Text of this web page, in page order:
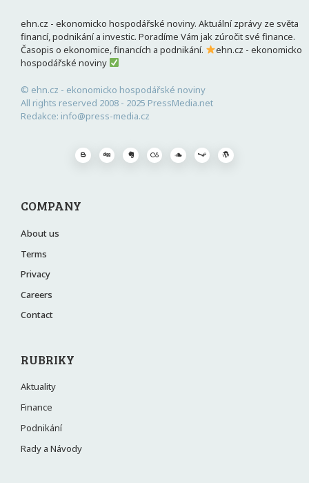
ehn.cz - ekonomicko hospodářské noviny. Aktuální zprávy ze světa
financí, podnikání a investic. Poradíme Vám jak zúročit své finance.
Časopis o ekonomice, financích a podnikání.
ehn.cz - ekonomicko
hospodářské noviny
© ehn.cz - ekonomicko hospodářské noviny
All rights reserved 2008 - 2025 PressMedia.net
Redakce: info@press-media.cz
COMPANY
About us
Terms
Privacy
Careers
Contact
RUBRIKY
Aktuality
Finance
Podnikání
Rady a Návody